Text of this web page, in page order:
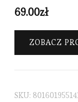
69.00zł
ZOBACZ
SKU: